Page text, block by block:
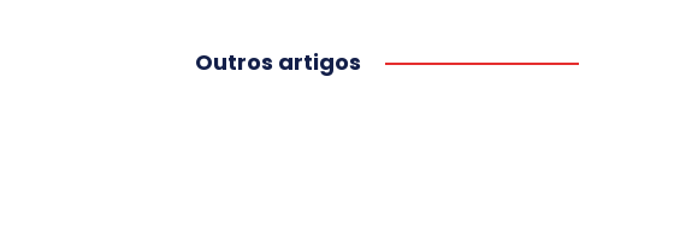
Outros artigos